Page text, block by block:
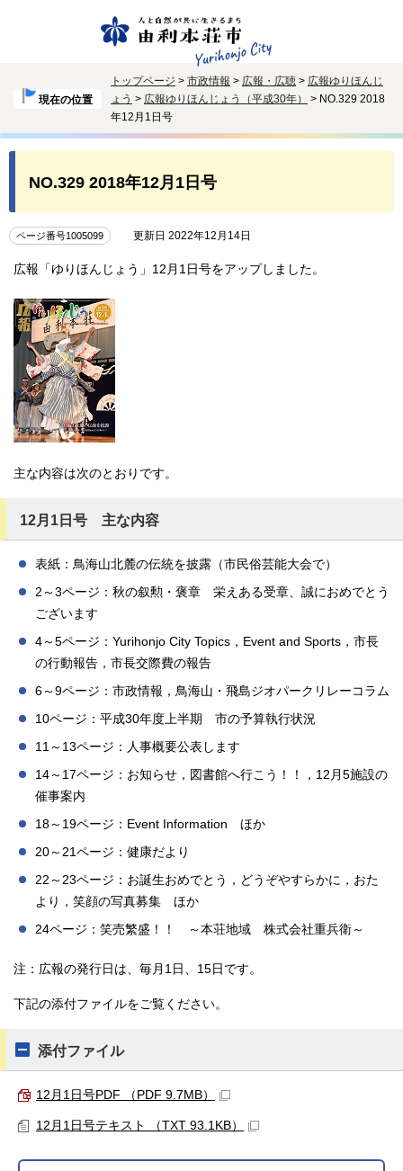
現在の位置
トップページ > 市政情報 > 広報・広聴 > 広報ゆりほんじ
ょう > 広報ゆりほんじょう（平成30年）
> NO.329 2018
年12月1日号
NO.329 2018年12月1日号
ページ番号1005099 更新日 2022年12月14日
広報「ゆりほんじょう」12月1日号をアップしました。
主な内容は次のとおりです。
12月1日号 主な内容
表紙：鳥海山北麓の伝統を披露（市民俗芸能大会で）
2～3ページ：秋の叙勲・褒章 栄えある受章、誠におめでとう
ございます
4～5ページ：Yurihonjo City Topics，Event and Sports，市長
の行動報告，市長交際費の報告
6～9ページ：市政情報，鳥海山・飛島ジオパークリレーコラム
10ページ：平成30年度上半期 市の予算執行状況
11～13ページ：人事概要公表します
14～17ページ：お知らせ，図書館へ行こう！！，12月5施設の
催事案内
18～19ページ：Event Information ほか
20～21ページ：健康だより
22～23ページ：お誕生おめでとう，どうぞやすらかに，おた
より，笑顔の写真募集 ほか
24ページ：笑売繁盛！！ ～本荘地域 株式会社重兵衛～
注：広報の発行日は、毎月1日、15日です。
下記の添付ファイルをご覧ください。
添付ファイル
12月1日号PDF （PDF 9.7MB）
12月1日号テキスト （TXT 93.1KB）